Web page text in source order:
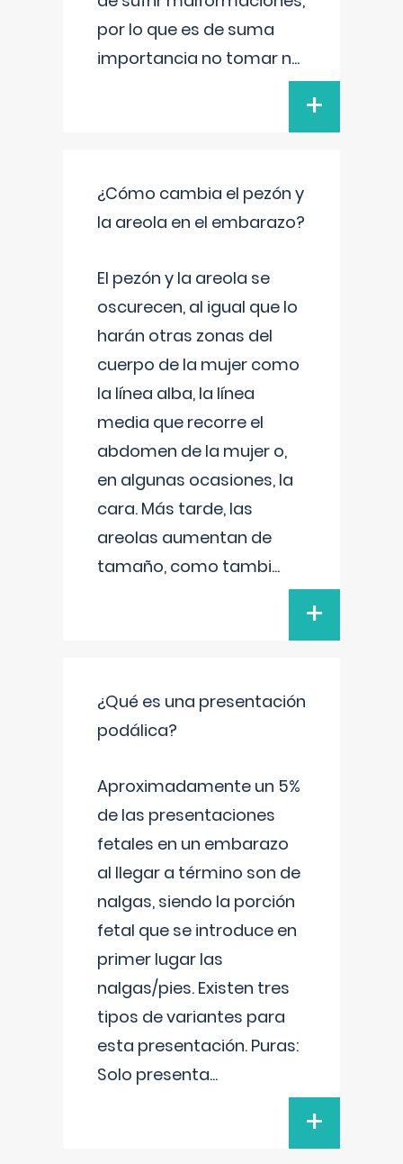
por lo que es de suma
importancia no tomar n...
+
¿Cómo cambia el pezón y
la areola en el embarazo?
El pezón y la areola se
oscurecen, al igual que lo
harán otras zonas del
cuerpo de la mujer como
la línea alba, la línea
media que recorre el
abdomen de la mujer o,
en algunas ocasiones, la
cara. Más tarde, las
areolas aumentan de
tamaño, como tambi...
+
¿Qué es una presentación
podálica?
Aproximadamente un 5%
de las presentaciones
fetales en un embarazo
al llegar a término son de
nalgas, siendo la porción
fetal que se introduce en
primer lugar las
nalgas/pies. Existen tres
tipos de variantes para
esta presentación. Puras:
Solo presenta...
+